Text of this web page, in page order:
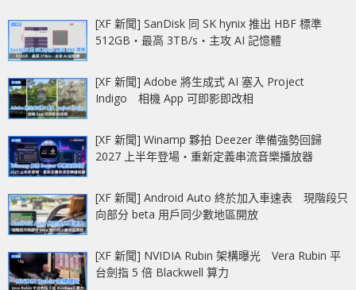
[XF 新聞] SanDisk 同 SK hynix 推出 HBF 標準
512GB‧最高 3TB/s‧主攻 AI 記憶體
[XF 新聞] Adobe 將生成式 AI 塞入 Project
Indigo 相機 App 可即影即改相
[XF 新聞] Winamp 夥拍 Deezer 準備強勢回歸
2027 上半年登場‧重新定義串流音樂播放器
[XF 新聞] Android Auto 終於加入車速表 現階段只
向部分 beta 用戶同少數地區開放
[XF 新聞] NVIDIA Rubin 架構曝光 Vera Rubin 平
台劍指 5 倍 Blackwell 算力